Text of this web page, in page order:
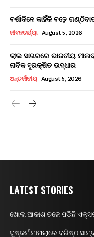
ବର୍ଷାଦିନେ କାହିଁକି ବଢ଼େ
ଜୀବନଚର୍ଯ୍ୟା August 5, 2026
ଲାଲ ସାଗରରେ ଭାରତୀୟ
ନାବିକ ସୁରକ୍ଷିତ ଉଦ୍ଧାର
ଅନ୍ତର୍ଜାତୀୟ August 5, 2026
LATEST STORIES
ଖୋଲା ଆକାଶ ତଳେ ପଡିଛି
ଦୁଷ୍କର୍ମ ମାମଲାରେ ବରିଷ୍ଠ